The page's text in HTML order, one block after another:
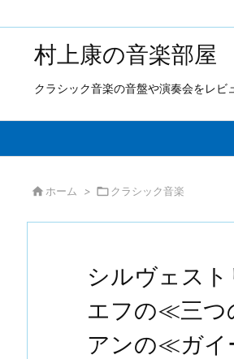
村上康の音楽部屋
クラシック音楽の音盤や演奏会をレビ
 ホーム > クラシック音楽
シルヴェス
エフの≪三つ
アンの≪ガイ